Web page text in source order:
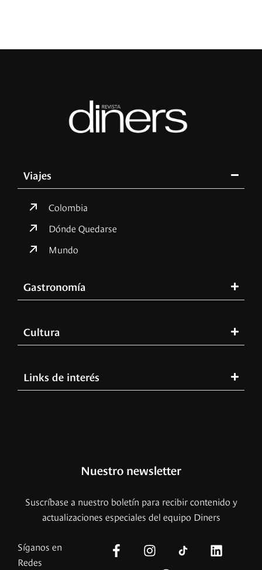
Viajes
Colombia
Dónde Quedarse
Mundo
Gastronomía
Cultura
Links de interés
Nuestro newsletter
Suscríbase a nuestro boletín para recibir contenido y
actualizaciones especiales del equipo Diners
Síganos en
Redes